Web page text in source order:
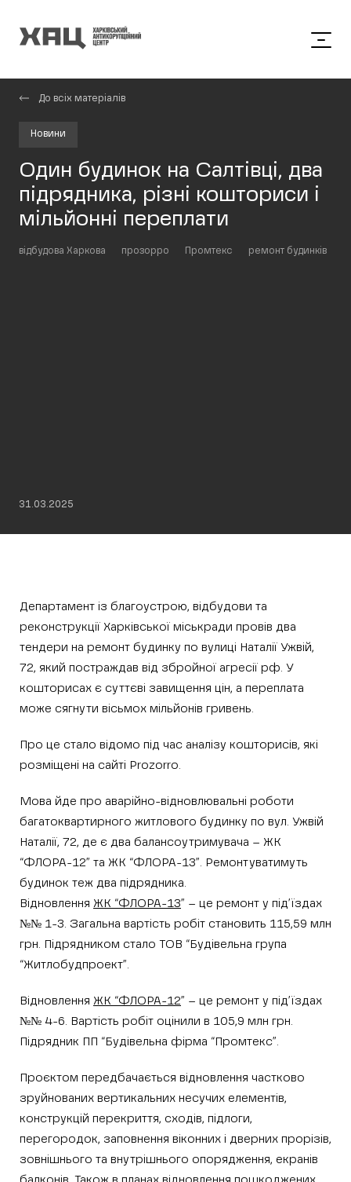
До всіх матеріалів
Новини
Один будинок на Салтівці, два
підрядника, різні кошториси і
мільйонні переплати
відбудова Харкова прозорро Промтекс ремонт будинків
31.03.2025
Департамент із благоустрою, відбудови та
реконструкції Харківської міськради провів два
тендери на ремонт будинку по вулиці Наталії Ужвій,
72, який постраждав від збройної агресії рф. У
кошторисах є суттєві завищення цін, а переплата
може сягнути вісьмох мільйонів гривень.
Про це стало відомо під час аналізу кошторисів, які
розміщені на сайті Prozorro.
Мова йде про аварійно-відновлювальні роботи
багатоквартирного житлового будинку по вул. Ужвій
Наталії, 72, де є два балансоутримувача – ЖК
“ФЛОРА-12” та ЖК “ФЛОРА-13”. Ремонтуватимуть
будинок теж два підрядника.
Відновлення ЖК “ФЛОРА-13” – це ремонт у під’їздах
№№ 1-3. Загальна вартість робіт становить 115,59 млн
грн. Підрядником стало ТОВ “Будівельна група
“Житлобудпроект”.
Відновлення ЖК “ФЛОРА-12” – це ремонт у під’їздах
№№ 4-6. Вартість робіт оцінили в 105,9 млн грн.
Підрядник ПП “Будівельна фірма “Промтекс”.
Проєктом передбачається відновлення частково
зруйнованих вертикальних несучих елементів,
конструкцій перекриття, сходів, підлоги,
перегородок, заповнення віконних і дверних прорізів,
зовнішнього та внутрішнього опорядження, екранів